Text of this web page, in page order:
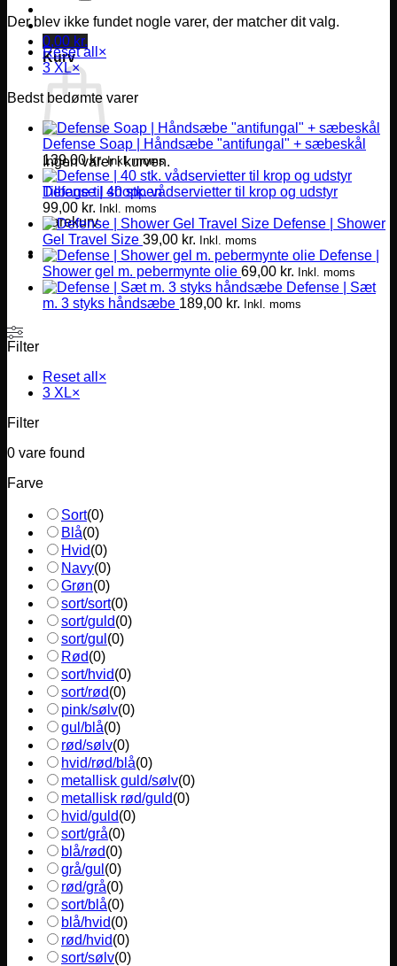
0,00 kr.
Kurv
Ingen varer i kurven.
Tilbage til shoppen
Varekurv
Der blev ikke fundet nogle varer, der matcher dit valg.
Reset all ×
3 XL×
Bedst bedømte varer
Defense Soap | Håndsæbe "antifungal" + sæbeskål
139,00kr. Inkl. moms
Defense | 40 stk. vådservietter til krop og udstyr
99,00 kr. Inkl. moms
Defense | Shower
Gel Travel Size 39,00 kr. Inkl. moms
Defense |
Shower gel m. pebermynte olie 69,00 kr. Inkl. moms
Defense | Sæt
m. 3 styks håndsæbe 189,00 kr. Inkl. moms
Filter
Reset all ×
3 XL×
Filter
0 vare found
Farve
Sort(0)
Blå(0)
Hvid(0)
Navy(0)
Grøn(0)
sort/sort(0)
sort/guld(0)
sort/gul (0)
Rød(0)
sort/hvid(0)
sort/rød(0)
pink/sølv(0)
gul/blå(0)
rød/sølv(0)
hvid/rød/blå(0)
metallisk guld/sølv(0)
metallisk rød/guld(0)
hvid/guld(0)
sort/grå(0)
blå/rød(0)
grå/gul (0)
rød/grå(0)
sort/blå(0)
blå/hvid(0)
rød/hvid(0)
sort/sølv(0)